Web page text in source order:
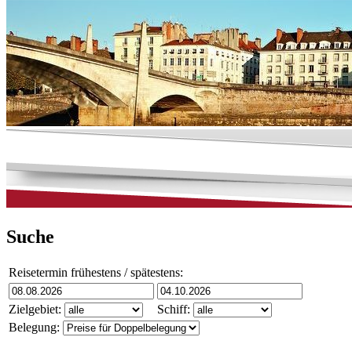
Suche
Reisetermin frühestens / spätestens:
Zielgebiet:
Schiff:
Belegung: